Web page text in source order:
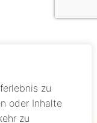
zu
oder Inhalte
zu